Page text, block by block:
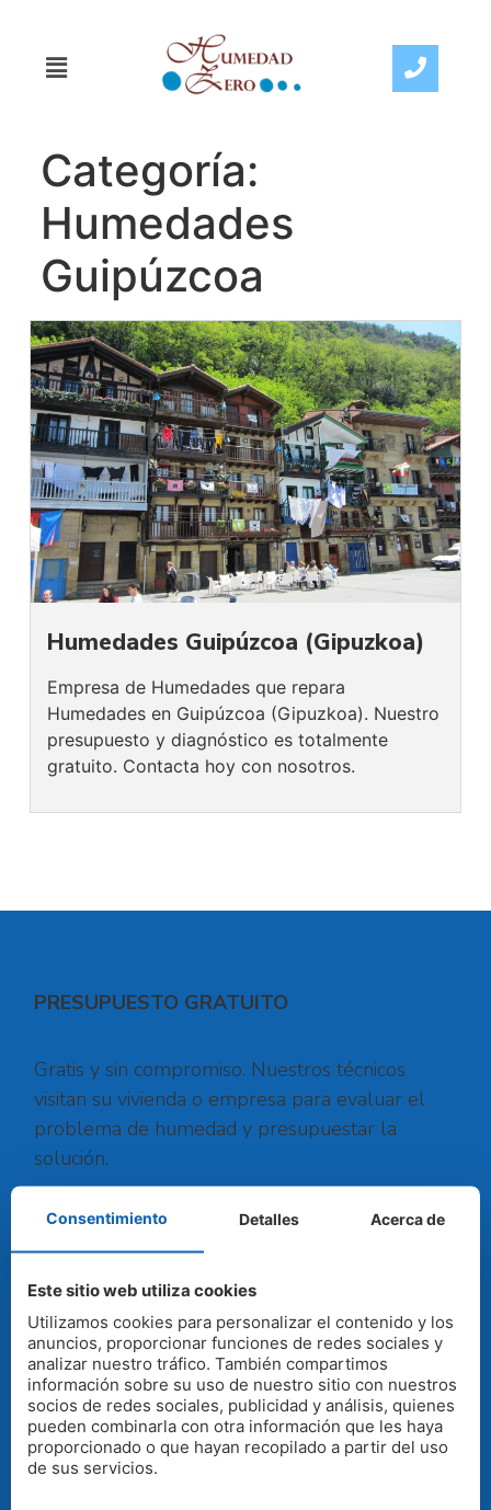
Categoría:
Humedades
Guipúzcoa
Humedades Guipúzcoa (Gipuzkoa)
Empresa de Humedades que repara
Humedades en Guipúzcoa (Gipuzkoa). Nuestro
presupuesto y diagnóstico es totalmente
gratuito. Contacta hoy con nosotros.
PRESUPUESTO GRATUITO
Gratis y sin compromiso. Nuestros técnicos
visitan su vivienda o empresa para evaluar el
problema de humedad y presupuestar la
solución.
Ofrecemos garantías de nuestros trabajos,
nuestras máquinas están homologadas
SOLICITAR PRESUPUESTO
CONTACTO
Base A Coruña Rua río Gándara nº 5, 15660
Consentimiento Detalles Acerca de
Este sitio web utiliza cookies
Utilizamos cookies para personalizar el contenido y los
anuncios, proporcionar funciones de redes sociales y
analizar nuestro tráfico. También compartimos
información sobre su uso de nuestro sitio con nuestros
socios de redes sociales, publicidad y análisis, quienes
pueden combinarla con otra información que les haya
proporcionado o que hayan recopilado a partir del uso
de sus servicios.